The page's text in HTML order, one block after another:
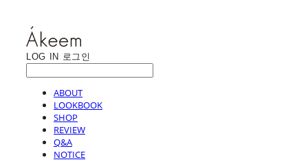
LOG IN 로그인
ABOUT
LOOKBOOK
SHOP
REVIEW
Q&A
NOTICE